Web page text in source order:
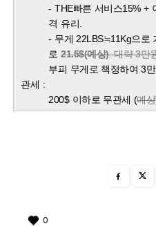
- THE빠른 서비스15% +
격 유리.
- 무게 22LBS≒11Kg으로
로21.5$(예상). 대략 3만
부피 무게로 책정하여 3
관세 :
200$ 이하로 무관세 (예상
0